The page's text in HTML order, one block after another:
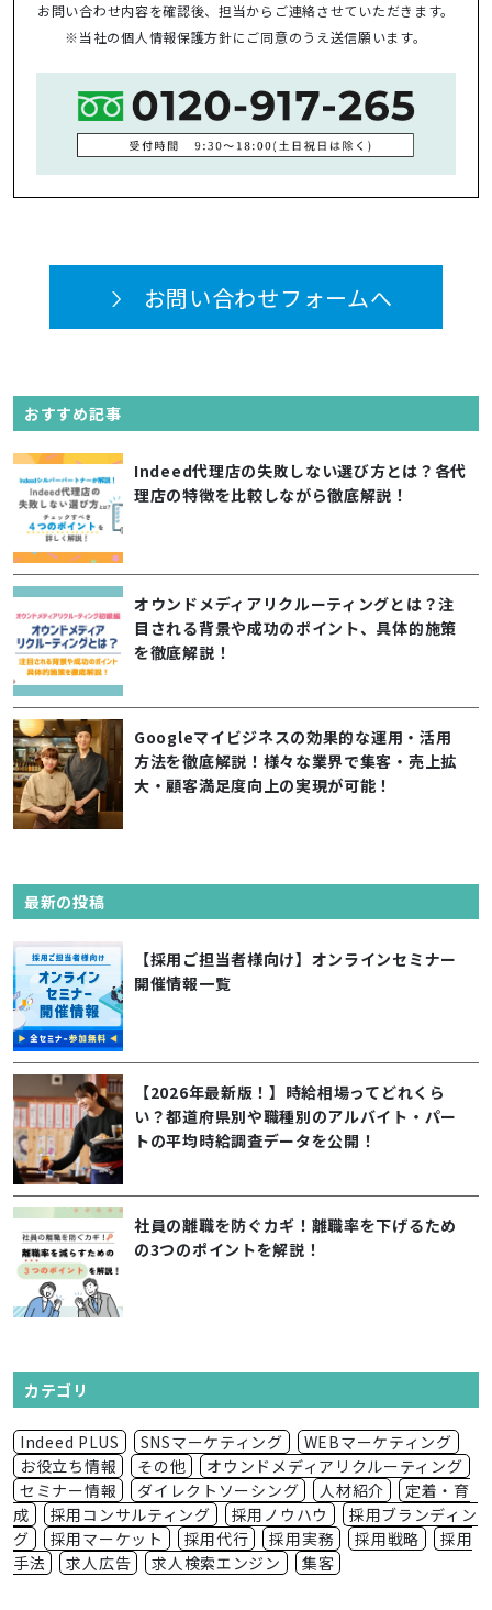
お問い合わせ内容を確認後、担当からご連絡させていただきます。
※当社の個人情報保護方針にご同意のうえ送信願います。
お問い合わせフォームへ
おすすめ記事
Indeed代理店の失敗しない選び方とは？各代
理店の特徴を比較しながら徹底解説！
オウンドメディアリクルーティングとは？注
目される背景や成功のポイント、具体的施策
を徹底解説！
Googleマイビジネスの効果的な運用・活用
方法を徹底解説！様々な業界で集客・売上拡
大・顧客満足度向上の実現が可能！
最新の投稿
【採用ご担当者様向け】オンラインセミナー
開催情報一覧
【2026年最新版！】時給相場ってどれくら
い？都道府県別や職種別のアルバイト・パー
トの平均時給調査データを公開！
社員の離職を防ぐカギ！離職率を下げるため
の3つのポイントを解説！
カテゴリ
Indeed PLUS SNSマーケティング
WEBマーケティング
お役立ち情報
その他
オウンドメディアリクルーティング
セミナー情報
ダイレクトソーシング 人材紹介
定着・育
成
採用コンサルティング 採用ノウハウ
採用ブランディン
グ
採用マーケット 採用代行 採用実務 採用戦略
採用
手法
求人広告 求人検索エンジン 集客